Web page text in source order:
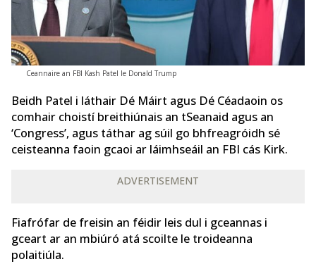
Ceannaire an FBI Kash Patel le Donald Trump
Beidh Patel i láthair Dé Máirt agus Dé Céadaoin os
comhair choistí breithiúnais an tSeanaid agus an
‘Congress’, agus táthar ag súil go bhfreagróidh sé
ceisteanna faoin gcaoi ar láimhseáil an FBI cás Kirk.
ADVERTISEMENT
Fiafrófar de freisin an féidir leis dul i gceannas i
gceart ar an mbiúró atá scoilte le troideanna
polaitiúla.